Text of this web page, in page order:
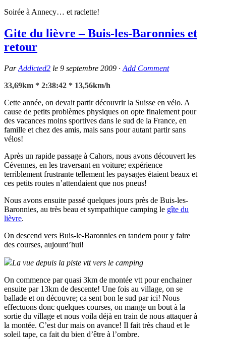
Soirée à Annecy… et raclette!
Gite du lièvre – Buis-les-Baronnies et
retour
ParAddicted2 le 9 septembre 2009 · Add Comment
33,69km * 2:38:42 * 13,56km/h
Cette année, on devait partir découvrir la Suisse en vélo. A
cause de petits problèmes physiques on opte finalement pour
des vacances moins sportives dans le sud de la France, en
famille et chez des amis, mais sans pour autant partir sans
vélos!
Après un rapide passage à Cahors, nous avons découvert les
Cévennes, en les traversant en voiture; expérience
terriblement frustrante tellement les paysages étaient beaux et
ces petits routes n’attendaient que nos pneus!
Nous avons ensuite passé quelques jours près de Buis-les-
Baronnies, au très beau et sympathique camping le gîte du
lièvre.
On descend vers Buis-le-Baronnies en tandem pour y faire
des courses, aujourd’hui!
La vue depuis la piste vtt vers le camping
On commence par quasi 3km de montée vtt pour enchainer
ensuite par 13km de descente! Une fois au village, on se
ballade et on découvre; ca sent bon le sud par ici! Nous
effectuons donc quelques courses, on mange un bout à la
sortie du village et nous voila déjà en train de nous attaquer à
la montée. C’est dur mais on avance! Il fait très chaud et le
soleil tape, ca fait du bien d’être à l’ombre.